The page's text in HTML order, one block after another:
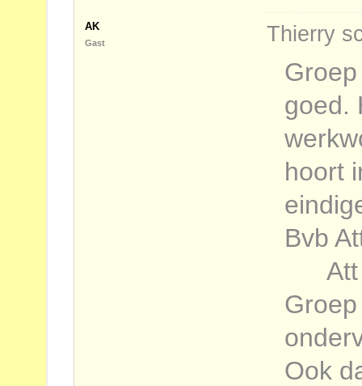
AK
Gast Thierry
goed.
hoort
Bvb
Att
Ook